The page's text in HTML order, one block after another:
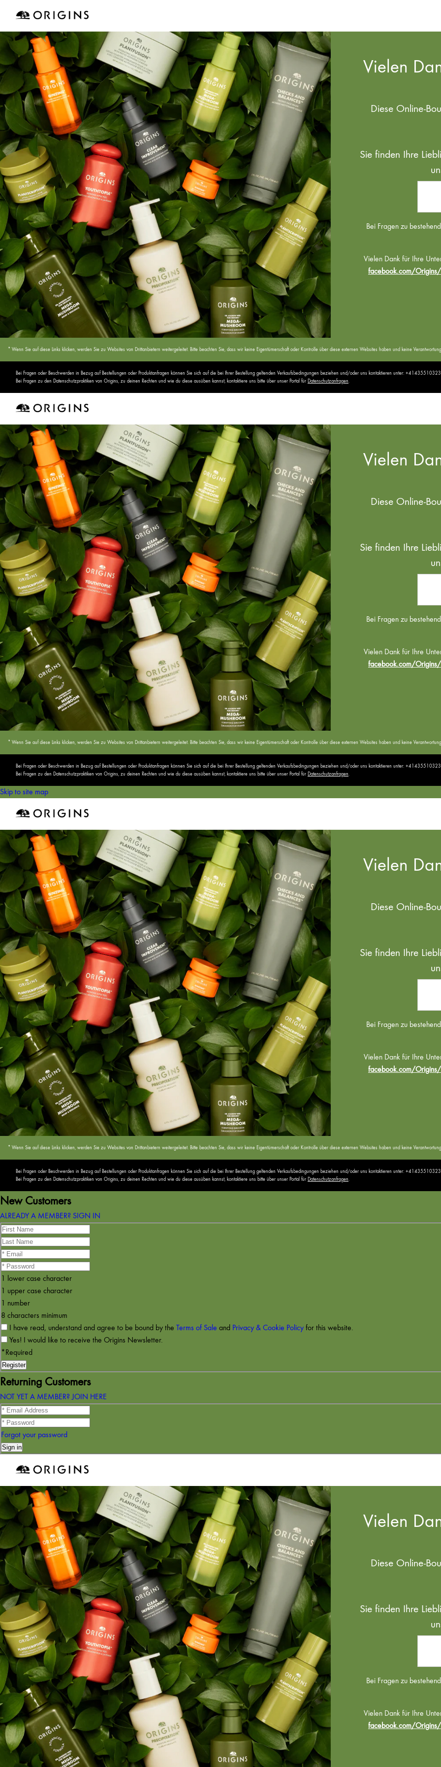
Vielen
Diese Online-
Sie finden Ihre
Bei Fragen zu
Vielen Dank für Ihre
facebook.com/Origins/
* Wenn Sie auf diese Links klicken, werden Sie zu Websites von Drittanbietern weitergeleitet. Bitte beachten Sie, dass wir keine Eigentümerschaft oder Kontrolle über diese externen Websites haben und keine
Bei Fragen oder Beschwerden in Bezug auf Bestellungen oder Produktanfragen können Sie sich auf die bei Ihrer Bestellung geltenden Verkaufsbedingungen beziehen und/oder uns kontaktieren unter: +41435510323
Bei Fragen zu den Datenschutzpraktiken von Origins, zu deinen Rechten und wie du diese ausüben kannst, kontaktiere uns bitte über unser Portal für Datenschutzanfragen
Vielen
Diese Online-
Sie finden Ihre
Bei Fragen zu
Vielen Dank für Ihre
facebook.com/Origins/
* Wenn Sie auf diese Links klicken, werden Sie zu Websites von Drittanbietern weitergeleitet. Bitte beachten Sie, dass wir keine Eigentümerschaft oder Kontrolle über diese externen Websites haben und keine
Bei Fragen oder Beschwerden in Bezug auf Bestellungen oder Produktanfragen können Sie sich auf die bei Ihrer Bestellung geltenden Verkaufsbedingungen beziehen und/oder uns kontaktieren unter: +41435510323
Bei Fragen zu den Datenschutzpraktiken von Origins, zu deinen Rechten und wie du diese ausüben kannst, kontaktiere uns bitte über unser Portal für Datenschutzanfragen
Skip to site map
Vielen
Diese Online-
Sie finden Ihre
Bei Fragen zu
Vielen Dank für Ihre
facebook.com/Origins/
* Wenn Sie auf diese Links klicken, werden Sie zu Websites von Drittanbietern weitergeleitet. Bitte beachten Sie, dass wir keine Eigentümerschaft oder Kontrolle über diese externen Websites haben und keine
Bei Fragen oder Beschwerden in Bezug auf Bestellungen oder Produktanfragen können Sie sich auf die bei Ihrer Bestellung geltenden Verkaufsbedingungen beziehen und/oder uns kontaktieren unter: +41435510323
Bei Fragen zu den Datenschutzpraktiken von Origins, zu deinen Rechten und wie du diese ausüben kannst, kontaktiere uns bitte über unser Portal für Datenschutzanfragen
New Customers
ALREADY A MEMBER? SIGN IN
1 lower case character
1 upper case character
1 number
8 characters minimum
I have read, understand and agree to be bound by the Terms of Sale and Privacy & Cookie Policy for this website.
Yes! I would like to receive the Origins Newsletter.
*Required
Returning Customers
NOT YET A MEMBER? JOIN HERE
Forgot your password
Vielen
Diese Online-
Sie finden Ihre
Bei Fragen zu
Vielen Dank für Ihre
facebook.com/Origins/